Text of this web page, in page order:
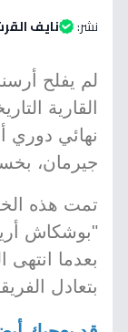
نشر: نايف
لم يفلح
القارية
نهائي دوري
جيرمان،
تمت هذه
"بوشكاش
بعدما انتهى
بتعادل